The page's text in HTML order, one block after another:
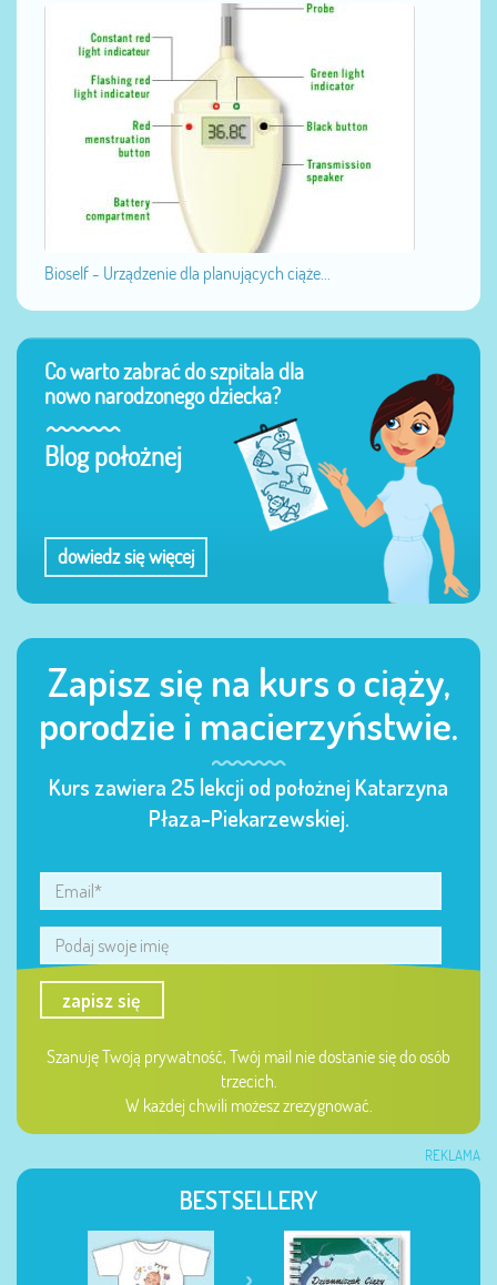
Bioself - Urządzenie dla planujących ciąże...
Co warto zabrać do szpitala dla
nowo narodzonego dziecka?
Blog położnej
dowiedz się więcej
Zapisz się na kurs o ciąży,
porodzie i macierzyństwie.
Kurs zawiera 25 lekcji od położnej Katarzyna
Płaza-Piekarzewskiej.
zapisz się
Szanuję Twoją prywatność, Twój mail nie dostanie się do osób
trzecich.
W każdej chwili możesz zrezygnować.
REKLAMA
BESTSELLERY